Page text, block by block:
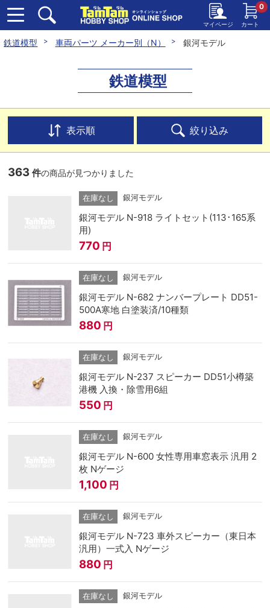
マイページ カート
0
鉄道模型 車両パーツ メーカー別（N） 銀河モデル
鉄道模型
表示順 絞り込み
363 件の商品が見つかりました
在庫なし 銀河モデル
銀河モデル N-918 ライトセット(113･165系
用)
770 円
在庫なし 銀河モデル
銀河モデル N-682 ナンバープレート DD51-
500A寒地 白塗装済/10種類
880 円
在庫なし 銀河モデル
銀河モデル N-237 スピーカー DD51小樽築
港機 入換・除雪用6組
550 円
在庫なし 銀河モデル
銀河モデル N-600 女性専用車窓表示 汎用 2
枚 Nゲージ
1,100 円
在庫なし 銀河モデル
銀河モデル N-723 車外スピーカー（東日本
汎用）一式入 Nゲージ
880 円
在庫なし 銀河モデル